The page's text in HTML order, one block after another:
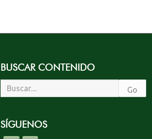
BUSCAR CONTENIDO
SÍGUENOS